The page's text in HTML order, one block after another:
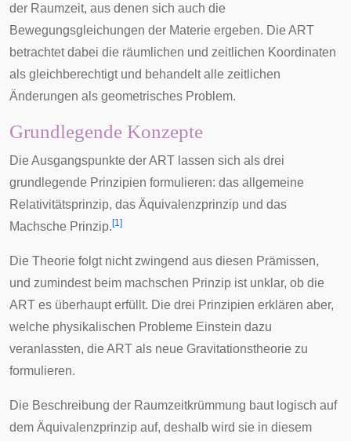
der Raumzeit, aus denen sich auch die
Bewegungsgleichungen der Materie ergeben. Die ART
betrachtet dabei die räumlichen und zeitlichen Koordinaten
als gleichberechtigt und behandelt alle zeitlichen
Änderungen als geometrisches Problem.
Grundlegende Konzepte
Die Ausgangspunkte der ART lassen sich als drei
grundlegende Prinzipien formulieren: das allgemeine
Relativitätsprinzip, das Äquivalenzprinzip und das
Machsche Prinzip. [1]
Die Theorie folgt nicht zwingend aus diesen Prämissen,
und zumindest beim machschen Prinzip ist unklar, ob die
ART es überhaupt erfüllt. Die drei Prinzipien erklären aber,
welche physikalischen Probleme Einstein dazu
veranlassten, die ART als neue Gravitationstheorie zu
formulieren.
Die Beschreibung der Raumzeitkrümmung baut logisch auf
dem Äquivalenzprinzip auf, deshalb wird sie in diesem